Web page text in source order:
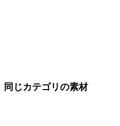
同じカテゴリの素材